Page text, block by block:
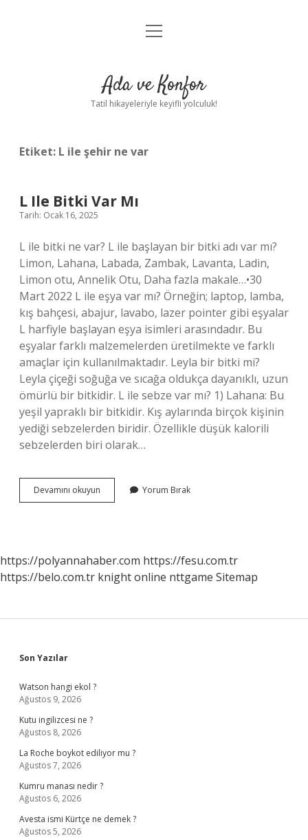
Anasayfa
Yasal Uyarı
menüyü
Ada ve Konfor
Tatil hikayeleriyle keyifli yolculuk!
Etiket: L ile şehir ne var
L Ile Bitki Var Mı
Tarih: Ocak 16, 2025
L ile bitki ne var? L ile başlayan bir bitki adı var mı?
Limon, Lahana, Labada, Zambak, Lavanta, Ladin,
Limon otu, Annelik Otu, Daha fazla makale…•30
Mart 2022 L ile eşya var mı? Örneğin; laptop, lamba,
kış bahçesi, abajur, lavabo, lazer pointer gibi eşyalar
L harfiyle başlayan eşya isimleri arasındadır. Bu
eşyalar farklı malzemelerden üretilmekte ve farklı
amaçlar için kullanılmaktadır. Leyla bir bitki mi?
Leyla çiçeği soğuğa ve sıcağa oldukça dayanıklı, uzun
ömürlü bir bitkidir. L ile sebze var mı? 1) Lahana: Bu
yeşil yapraklı bir bitkidir. Kış aylarında birçok kişinin
yediği sebzelerden biridir. Özellikle düşük kalorili
sebzelerden biri olarak…
Devamını okuyun
Ile
Yorum Bırak
https://polyannahaber.com https://fesu.com.tr
https://belo.com.tr knight online nttgame Sitemap
Sidebar
Son Yazılar
Watson hangi ekol ?
Ağustos 9, 2026
Kutu ingilizcesi ne ?
Ağustos 8, 2026
La Roche boykot ediliyor mu ?
Ağustos 7, 2026
Kumru manası nedir ?
Ağustos 6, 2026
Avesta ismi Kürtçe ne demek ?
Ağustos 5, 2026